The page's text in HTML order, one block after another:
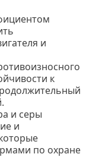
и
к
и серы
и
по охране